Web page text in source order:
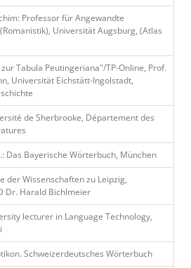
Professor für Angewandte
Universität Augsburg, (Atlas
Tabula Peutingeriana"/TP-Online, Prof.
Universität Eichstätt-Ingolstadt,
de Sherbrooke, Département des
Das Bayerische Wörterbuch, München
der Wissenschaften zu Leipzig,
Dr. Harald Bichlmeier
lecturer in Language Technology,
Schweizerdeutsches Wörterbuch